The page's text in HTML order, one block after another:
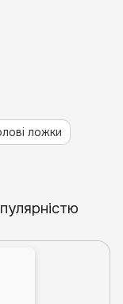
ложки